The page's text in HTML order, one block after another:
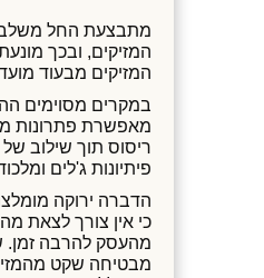
מתבצעת החל
המזיקים, ובכך
המזיקים מבעוד
במקרים מסוימים
מאפשרת פתרונות
ריסוס תוך שילוב של
פיתיונות ג'לים
הדברה ירוקה
כי אין צורך לצאת
מהעסק להרבה זמן.
מבטיחה שקט